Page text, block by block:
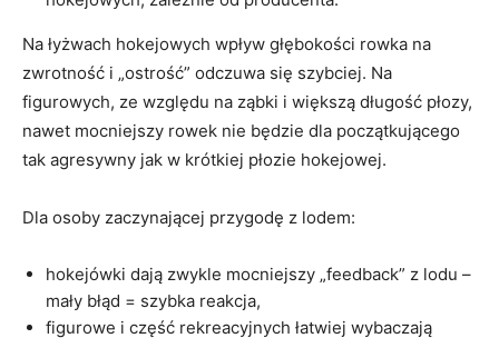
Na łyżwach hokejowych wpływ głębokości rowka na
zwrotność i „ostrość” odczuwa się szybciej. Na
figurowych, ze względu na ząbki i większą długość płozy,
nawet mocniejszy rowek nie będzie dla początkującego
tak agresywny jak w krótkiej płozie hokejowej.
Dla osoby zaczynającej przygodę z lodem:
hokejówki dają zwykle mocniejszy „feedback” z lodu –
mały błąd = szybka reakcja,
figurowe i część rekreacyjnych łatwiej wybaczają